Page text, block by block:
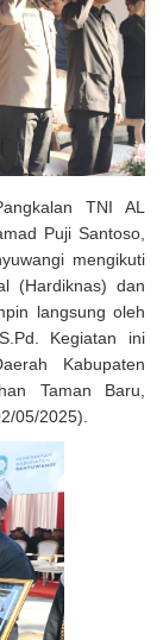
TNI AL
Puji Santoso,
mengikuti
(Hardiknas) dan
langsung oleh
Kegiatan ini
Kabupaten
Taman Baru,
05/2025).